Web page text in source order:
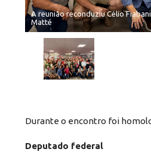
A reunião reconduziu Célio
Matté
Durante o encontro foi
Deputado federal